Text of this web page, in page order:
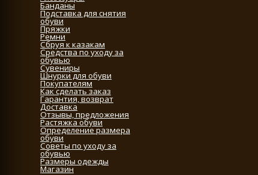
Банданы
Подставка для снятия
обуви
Пряжки
Ремни
Сбруя к казакам
Средства по уходу за
обувью
Сувениры
Шнурки для обуви
Покупателям
Как сделать заказ
Гарантия, возврат
Доставка
Отзывы, предложения
Растяжка обуви
Определение размера
обуви
Советы по уходу за
обувью
Размеры одежды
Магазин